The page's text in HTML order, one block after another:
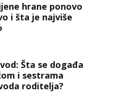
hrane ponovo
i šta je najviše
Šta se događa
i sestrama
roditelja?